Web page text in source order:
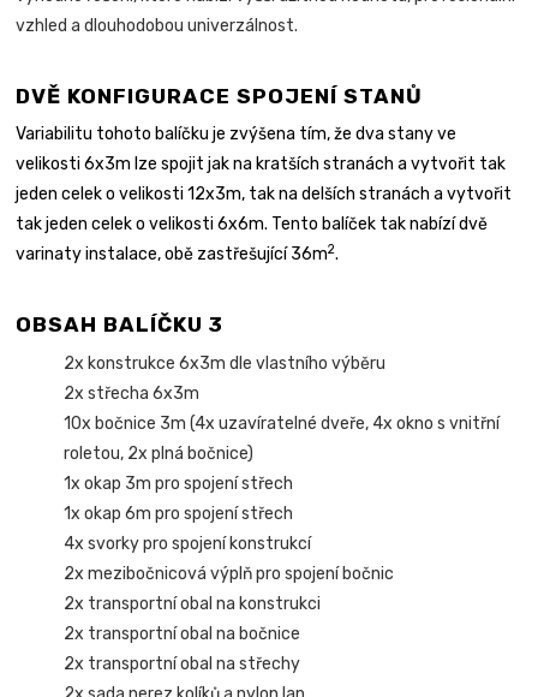
vzhled a dlouhodobou univerzálnost.
DVĚ KONFIGURACE SPOJENÍ STANŮ
Variabilitu tohoto balíčku je zvýšena tím, že dva stany ve
velikosti 6x3m lze spojit jak na kratších stranách a vytvořit tak
jeden celek o velikosti 12x3m, tak na delších stranách a vytvořit
tak jeden celek o velikosti 6x6m. Tento balíček tak nabízí dvě
varinaty instalace, obě zastřešující 36m2.
OBSAH BALÍČKU 3
2x konstrukce 6x3m dle vlastního výběru
2x střecha 6x3m
10x bočnice 3m (4x uzavíratelné dveře, 4x okno s vnitřní
roletou, 2x plná bočnice)
1x okap 3m pro spojení střech
1x okap 6m pro spojení střech
4x svorky pro spojení konstrukcí
2x mezibočnicová výplň pro spojení bočnic
2x transportní obal na konstrukci
2x transportní obal na bočnice
2x transportní obal na střechy